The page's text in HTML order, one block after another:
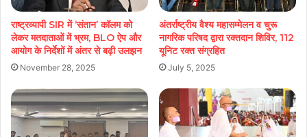
राष्ट्रव्यापी SIR में ‘संतान’ कॉलम को
लेकर मतदाताओं में भ्रम, BLO ऐप और
आयोग के निर्देशों में अंतर से बढ़ी उलझन
November 28, 2025
अंतर्राष्ट्रीय वैश्य महासम्मेलन व चुरू
नागरिक परिषद द्वारा रक्तदान शिविर, 112
यूनिट रक्त संग्रहित
July 5, 2025